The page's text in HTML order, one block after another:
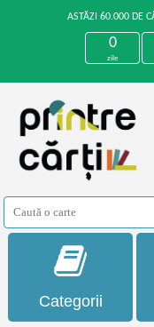
ASTĂZI 60.000 DE
0
zile
Categorii